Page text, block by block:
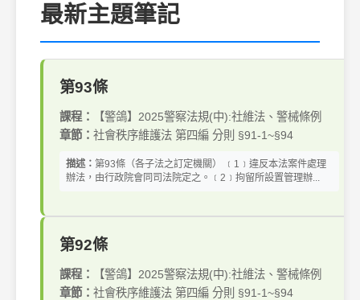
最新主題筆記
第93條
課程：
【警鴿】2025警察法規(中):社維法、警械條例
章節： 社會秩序維護法 第四編 分則 §91-1~§94
描述： 第93條（各子法之訂定機關） ﹝1﹞違反本法案件處理
辦法，由行政院會同司法院定之。﹝2﹞拘留所設置管理辦...
第92條
課程：
【警鴿】2025警察法規(中):社維法、警械條例
章節： 社會秩序維護法 第四編 分則 §91-1~§94